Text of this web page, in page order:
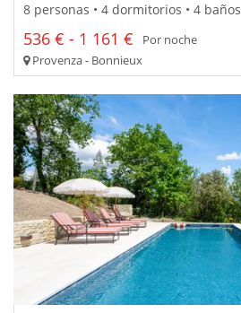
8 personas • 4 dormitorios • 4 baños
536 € - 1 161 €
Por noche
Provenza - Bonnieux